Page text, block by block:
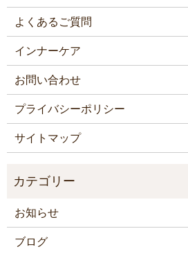
よくあるご質問
インナーケア
お問い合わせ
プライバシーポリシー
サイトマップ
お知らせ
ブログ